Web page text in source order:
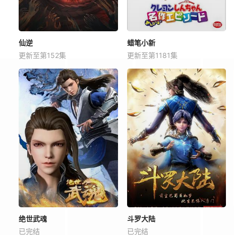
仙逆
更新至第152集
蜡笔小新
更新至第1181集
绝世武魂
已完结
斗罗大陆
已完结